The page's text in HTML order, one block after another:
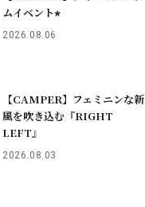
ムイベント⭐︎
2026.08.06
【CAMPER】フェミニンな新
風を吹き込む『RIGHT
LEFT』
2026.08.03